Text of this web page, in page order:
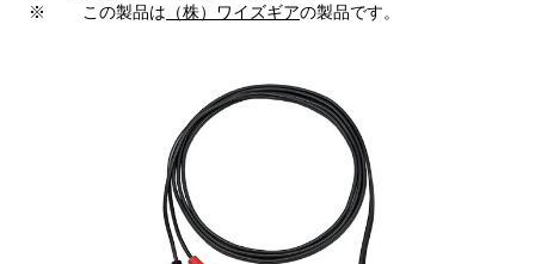
※
この製品は （株）ワイズギアの製品です。